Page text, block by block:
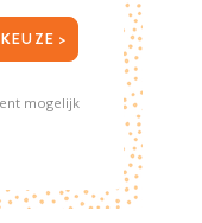
JOUW NIEUWSBRIEFKEUZE >
mogelijk